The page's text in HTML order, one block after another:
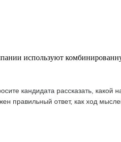
используют
кандидата рассказать, какой
правильный ответ, как ход